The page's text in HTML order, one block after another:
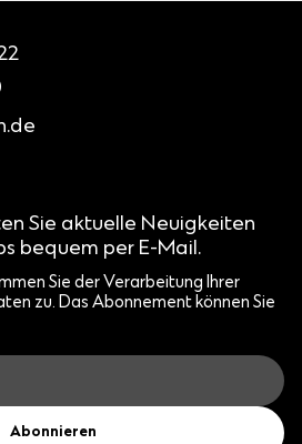
Sie aktuelle Neuigkeiten
bequem per E-Mail.
Sie der Verarbeitung Ihrer
zu. Das Abonnement können Sie
Abonnieren